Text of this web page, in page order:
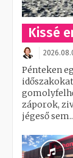
Kissé
Pénteken
záporok,
jégeső